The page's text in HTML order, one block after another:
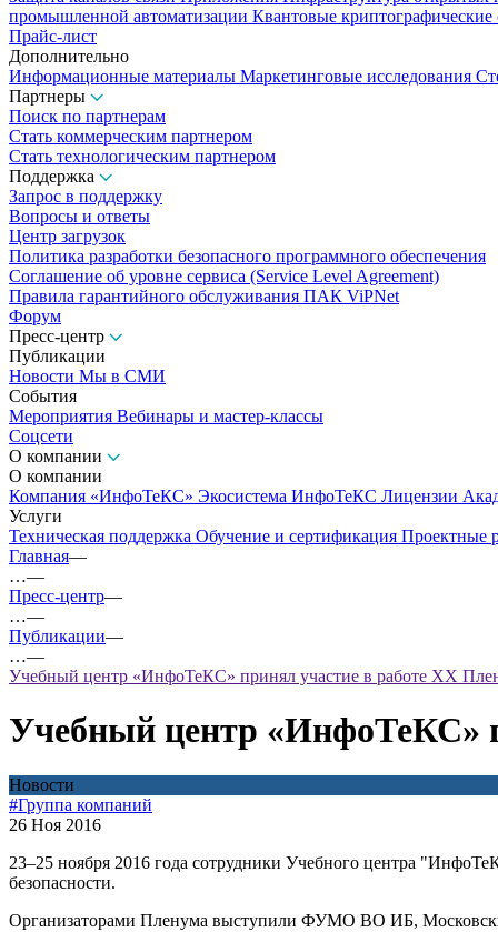
промышленной автоматизации Квантовые
Прайс-лист
Дополнительно
Информационные материалы Маркетинговые исследования
Партнеры
Поиск по партнерам
Стать коммерческим партнером
Стать технологическим партнером
Поддержка
Запрос в поддержку
Вопросы и ответы
Центр загрузок
Политика разработки безопасного программного обеспечения
Соглашение об уровне сервиса (Service Level Agreement)
Правила гарантийного обслуживания ПАК ViPNet
Форум
Пресс-центр
Публикации
Новости Мы в СМИ
События
Мероприятия Вебинары и мастер-классы
Соцсети
О компании
О компании
Компания «ИнфоТеКС» Экосистема ИнфоТеКС Лицензии
Услуги
Техническая поддержка Обучение и сертификация Проектные
Главная—
…—
Пресс-центр—
…—
Публикации—
…—
Учебный центр «ИнфоТеКС» принял участие в работе XX
Учебный центр
Новости
#Группа компаний
26 Ноя 2016
23–25 ноября 2016 года сотрудники Учебного центра
безопасности.
Организаторами Пленума выступили ФУМО ВО ИБ,